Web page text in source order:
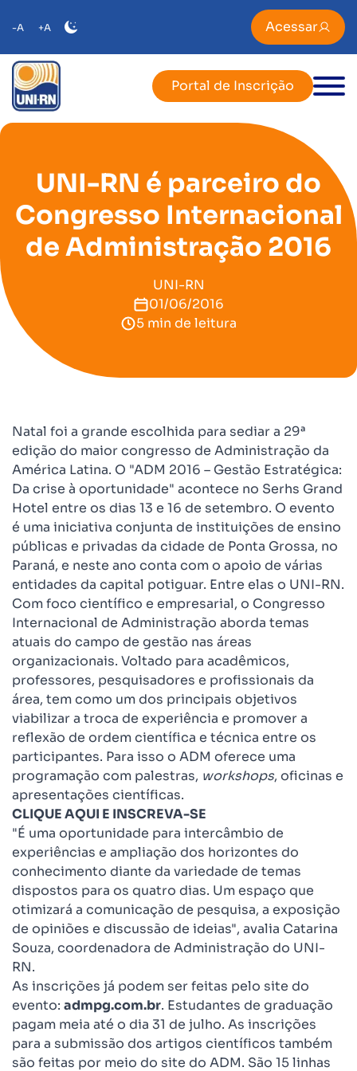
-A +A Acessar
Portal de Inscrição
UNI-RN é parceiro do
Congresso Internacional
de Administração 2016
UNI-RN
01/06/2016
5 min de leitura
Natal foi a grande escolhida para sediar a 29ª
edição do maior congresso de Administração da
América Latina. O "ADM 2016 – Gestão Estratégica:
Da crise à oportunidade" acontece no Serhs Grand
Hotel entre os dias 13 e 16 de setembro. O evento
é uma iniciativa conjunta de instituições de ensino
públicas e privadas da cidade de Ponta Grossa, no
Paraná, e neste ano conta com o apoio de várias
entidades da capital potiguar. Entre elas o UNI-RN.
Com foco científico e empresarial, o Congresso
Internacional de Administração aborda temas
atuais do campo de gestão nas áreas
organizacionais. Voltado para acadêmicos,
professores, pesquisadores e profissionais da
área, tem como um dos principais objetivos
viabilizar a troca de experiência e promover a
reflexão de ordem científica e técnica entre os
participantes. Para isso o ADM oferece uma
programação com palestras, workshops, oficinas e
apresentações científicas.
CLIQUE AQUI E INSCREVA-SE
"É uma oportunidade para intercâmbio de
experiências e ampliação dos horizontes do
conhecimento diante da variedade de temas
dispostos para os quatro dias. Um espaço que
otimizará a comunicação de pesquisa, a exposição
de opiniões e discussão de ideias", avalia Catarina
Souza, coordenadora de Administração do UNI-
RN.
As inscrições já podem ser feitas pelo site do
evento: admpg.com.br. Estudantes de graduação
pagam meia até o dia 31 de julho. As inscrições
para a submissão dos artigos científicos também
são feitas por meio do site do ADM. São 15 linhas